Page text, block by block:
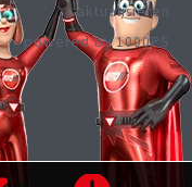
aktualisieren
powered by 1000PS